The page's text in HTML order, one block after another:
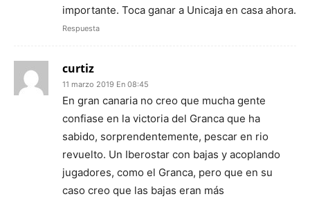
importante. Toca ganar a Unicaja en casa ahora.
Respuesta
curtiz
11 marzo 2019 En 08:45
En gran canaria no creo que mucha gente
confiase en la victoria del Granca que ha
sabido, sorprendentemente, pescar en rio
revuelto. Un Iberostar con bajas y acoplando
jugadores, como el Granca, pero que en su
caso creo que las bajas eran más